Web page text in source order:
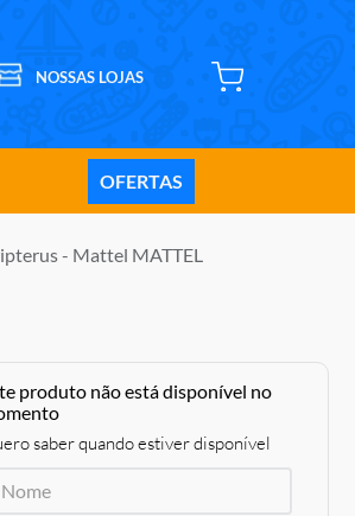
OFERTAS
- Mattel MATTEL
produto não está disponível no
saber quando estiver disponível